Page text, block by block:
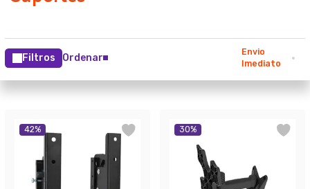
Filtros Ordenar
Envio
Imediato
42% 30%